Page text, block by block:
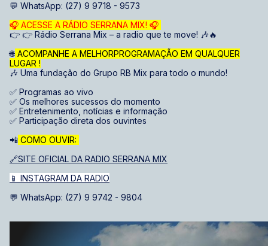
💬 WhatsApp: (27) 9 9718 - 9573
🎧 ACESSE A RÁDIO SERRANA MIX! 🎧
👉 👉 Rádio Serrana Mix – a radio que te move! 🎶🔥
🌐 ACOMPANHE A MELHORPROGRAMAÇÃO EM QUALQUER
LUGAR !
🎶 Uma fundação do Grupo RB Mix para todo o mundo!
✅ Programas ao vivo
✅ Os melhores sucessos do momento
✅ Entretenimento, notícias e informação
✅ Participação direta dos ouvintes
📲 COMO OUVIR:
🔗SITE OFICIAL DA RADIO SERRANA MIX
📱 INSTAGRAM DA RADIO
💬 WhatsApp: (27) 9 9742 - 9804